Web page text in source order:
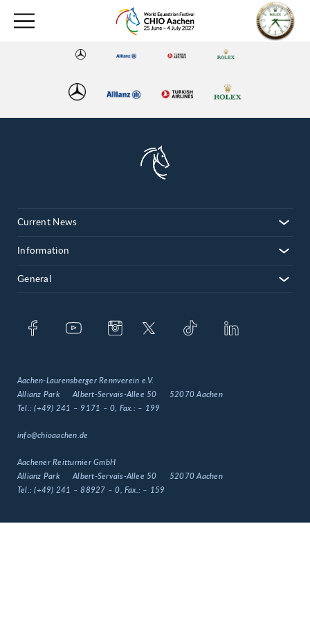
Current News
Information
General
Aachen-Laurensberger Rennverein e.V.
Allianz Park
Albert-Servais-Allee 50
52070 Aachen
Tel.:(+49) 241 – 9171 – 0 , Fax.: – 199
info@chioaachen.de
Aachener Reitturnier GmbH
Allianz Park
Albert-Servais-Allee 50
52070 Aachen
Tel.:(+49) 241 – 88927 – 0 , Fax.: – 159